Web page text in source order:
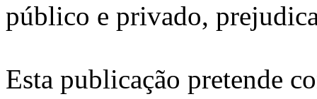
público e privado,
Esta publicação pretende